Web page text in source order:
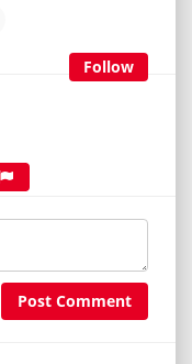
Follow
Post Comment